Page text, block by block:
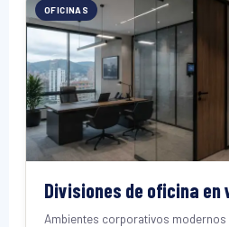
OFICINAS
Divisiones de oficina en
Ambientes corporativos